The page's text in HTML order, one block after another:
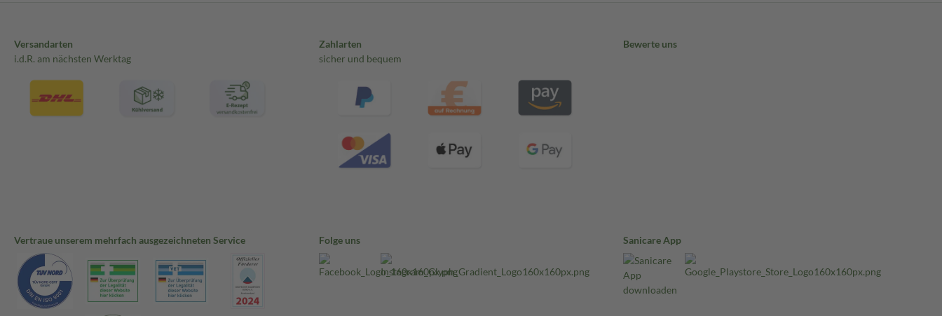
Versandarten
i.d.R. am nächsten Werktag
Zahlarten
sicher und bequem
Bewerte uns
Vertraue unserem mehrfach ausgezeichneten Service Folge uns Sanicare App